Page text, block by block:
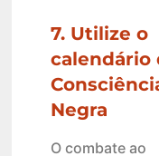
7. Utilize o
calendário
Negra
O combate ao